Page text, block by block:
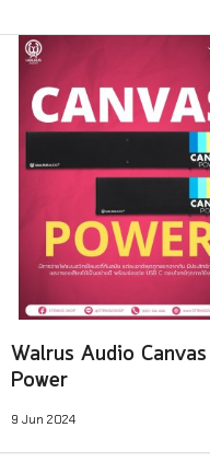
Walrus Audio Canvas
Power
9 Jun 2024